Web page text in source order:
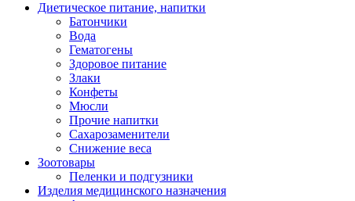
Диетическое питание, напитки
Батончики
Вода
Гематогены
Здоровое питание
Злаки
Конфеты
Мюсли
Прочие напитки
Сахарозаменители
Снижение веса
Зоотовары
Пеленки и подгузники
Изделия медицинского назначения